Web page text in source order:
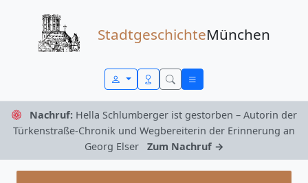
StadtgeschichteMünchen
Nachruf: Hella Schlumberger ist gestorben – Autorin der
Türkenstraße-Chronik und Wegbereiterin der Erinnerung an
Georg Elser
Zum Nachruf →